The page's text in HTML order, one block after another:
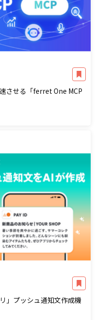
させる「ferret One MCP
」プッシュ通知文作成機